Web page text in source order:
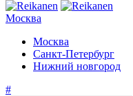
Москва
Москва
Санкт-Петербург
Нижний новгород
#